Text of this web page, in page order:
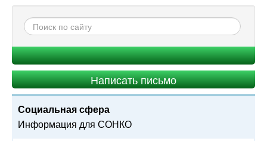
Написать письмо
Социальная сфера
Информация для СОНКО